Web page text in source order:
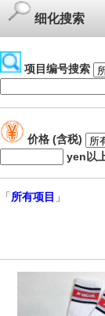
细化搜索
项目编号搜索
价格 (含税)
yen以
「所有项目 」